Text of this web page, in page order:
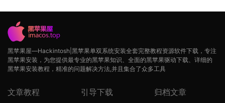
黑苹果屋—Hackintosh|黑苹果单双系统安装全套完整教程资源软件下载，专注
黑苹果安装，为您提供最专业的黑苹果知识、全面的黑苹果驱动下载、详细的
黑苹果安装教程，精准的问题解决方法,并且集合了众多工具
文章教程 引导下载 归档文章